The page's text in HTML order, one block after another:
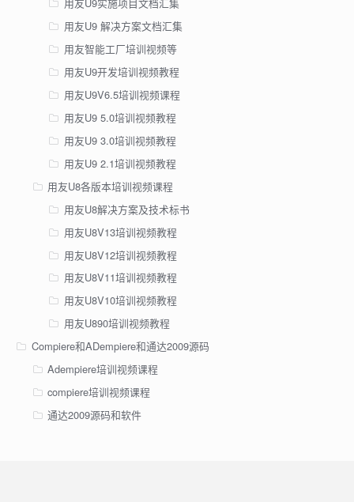
用友U9 解决方案文档汇集
用友智能工厂培训视频等
用友U9开发培训视频教程
用友U9V6.5培训视频课程
用友U9 5.0培训视频教程
用友U9 3.0培训视频教程
用友U9 2.1培训视频教程
用友U8各版本培训视频课程
用友U8解决方案及技术标书
用友U8V13培训视频教程
用友U8V12培训视频教程
用友U8V11培训视频教程
用友U8V10培训视频教程
用友U890培训视频教程
Compiere和ADempiere和通达2009源码
Adempiere培训视频课程
compiere培训视频课程
通达2009源码和软件